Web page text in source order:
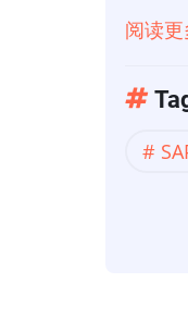
阅读更